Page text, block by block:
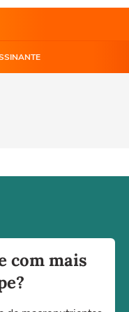
com mais